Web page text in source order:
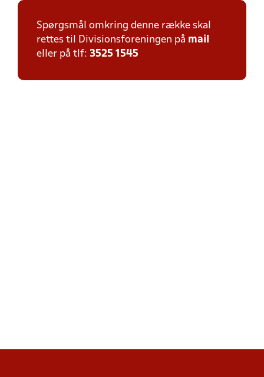
Spørgsmål omkring denne række skal
rettes til Divisionsforeningen på mail
eller på tlf: 3525 1545